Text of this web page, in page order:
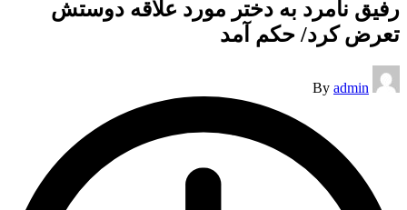
رفیق نامرد به دختر مورد علاقه دوستش
تعرض کرد/ حکم آمد
Posted
by
By admin